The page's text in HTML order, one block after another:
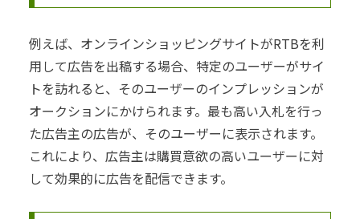
例えば、オンラインショッピングサイトがRTBを利
用して広告を出稿する場合、特定のユーザーがサイ
トを訪れると、そのユーザーのインプレッションが
オークションにかけられます。最も高い入札を行っ
た広告主の広告が、そのユーザーに表示されます。
これにより、広告主は購買意欲の高いユーザーに対
して効果的に広告を配信できます。